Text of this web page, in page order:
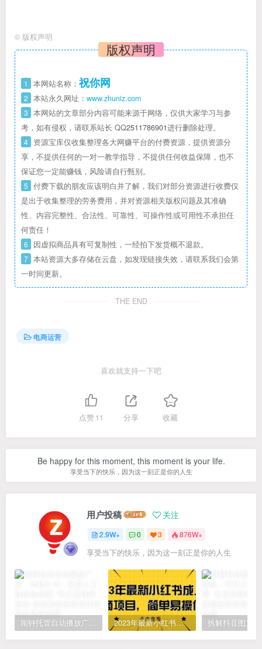
© 版权声明
版权声明
1 本网站名称： 祝你网
2 本站永久网址： www.zhuniz.com
3 本网站的文章部分内容可能来源于网络，仅供大家学习与参
考，如有侵权，请联系站长 QQ2511786901进行删除处理。
4 资源宝库仅收集整理各大网赚平台的付费资源，提供资源分
享，不提供任何的一对一教学指导，不提供任何收益保障，也不
保证您一定能赚钱，风险请自行甄别。
5 付费下载的朋友应该明白并了解，我们对部分资源进行收费仅
是出于收集整理的劳务费用，并对资源相关版权问题及其准确
性、内容完整性、合法性、可靠性、可操作性或可用性不承担任
何责任！
6 因虚拟商品具有可复制性，一经拍下发货概不退款。
7 本站资源大多存储在云盘，如发现链接失效，请联系我们会第
一时间更新。
THE END
电商运营
喜欢就支持一下吧
点赞11 分享 收藏
Be happy for this moment, this moment is your life.
享受当下的快乐，因为这一刻正是你的人生
用户投稿 关注
2.9W+ 0 3 876W+
享受当下的快乐，因为这一刻正是你的人生
闹钟托管自动播放广告，单机5-10，无需人工操作 2023年最新小红书成人电商项目，简单易操作【详细教程】